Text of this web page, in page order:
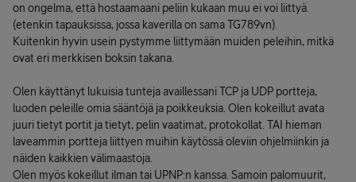
on ongelma, että hostaamaani peliin kukaan muu ei voi liittyä.
(etenkin tapauksissa, jossa kaverilla on sama TG789vn).
Kuitenkin hyvin usein pystymme liittymään muiden peleihin, mitkä
ovat eri merkkisen boksin takana.
Olen käyttänyt lukuisia tunteja availlessani TCP ja UDP portteja,
luoden peleille omia sääntöjä ja poikkeuksia. Olen kokeillut avata
juuri tietyt portit ja tietyt, pelin vaatimat, protokollat. TAI hieman
laveammin portteja liittyen muihin käytössä oleviin ohjelmiinkin ja
näiden kaikkien välimaastoja.
Olen myös kokeillut ilman tai UPNP:n kanssa. Samoin palomuurit,